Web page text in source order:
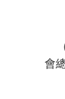
（
會